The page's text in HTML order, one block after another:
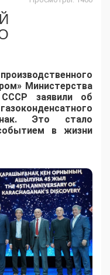
Министерства
СССР заявили об
Это стало
в жизни